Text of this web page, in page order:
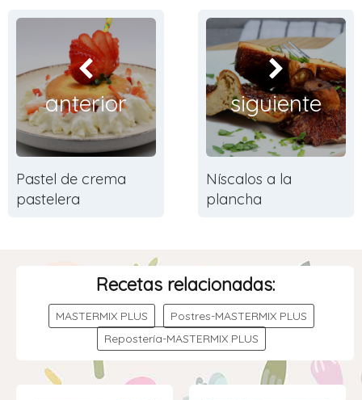
anterior
Pastel de crema
pastelera
siguiente
Níscalos a la
plancha
Recetas relacionadas:
MASTERMIX PLUS
Postres-MASTERMIX PLUS
Repostería-MASTERMIX PLUS